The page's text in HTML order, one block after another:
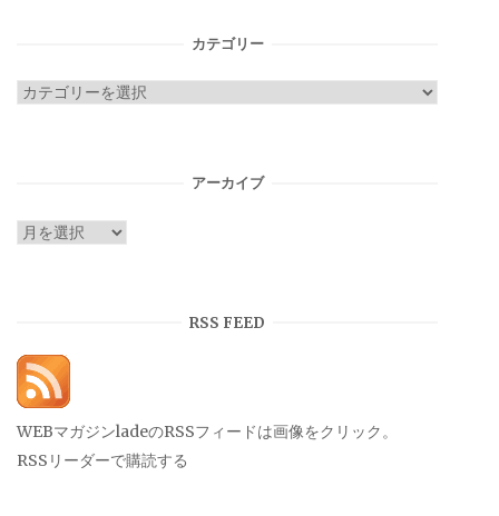
カテゴリー
カ
アーカイブ
ア
RSS FEED
WEBマガジンladeのRSSフィードは画像をクリック。
RSSリーダーで購読する